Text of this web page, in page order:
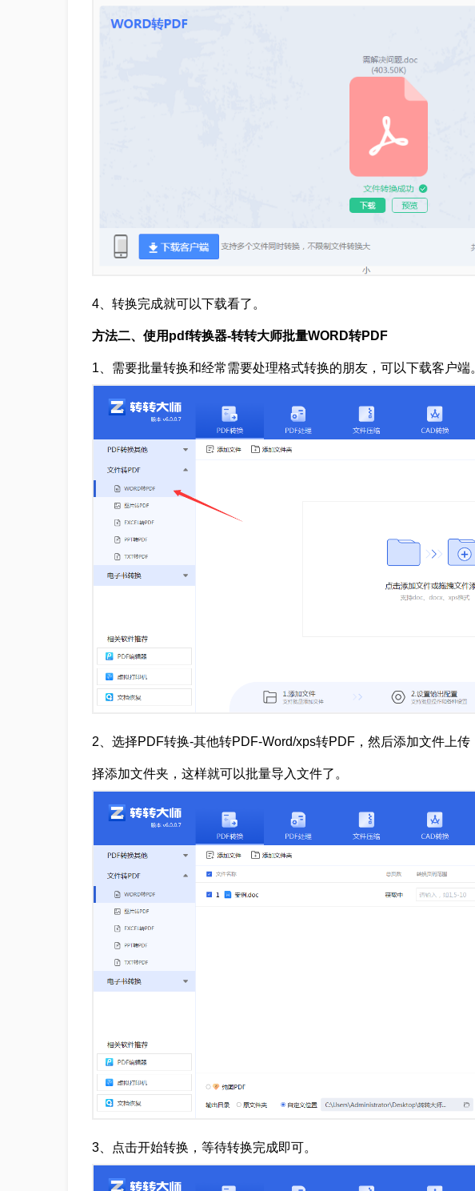
4、转换完成就可以下载看了。
方法二、使用pdf转换器-转转大师批量WORD转PDF
1、需要批量转换和经常需要处理格式转换的朋友，可以下载客户端。
2、选择PDF转换-其他转PDF-Word/xps转PDF，然后添加文件上
择添加文件夹，这样就可以批量导入文件了。
3、点击开始转换，等待转换完成即可。